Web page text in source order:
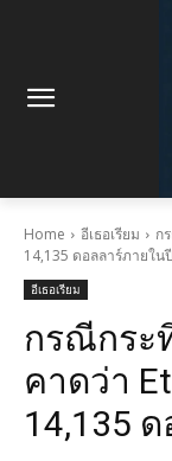
Home อีเธอเรียม
ก
14,135 ดอลลาร์ภายใน
อีเธอเรียม
กรณีกระ
คาดว่า
14,135